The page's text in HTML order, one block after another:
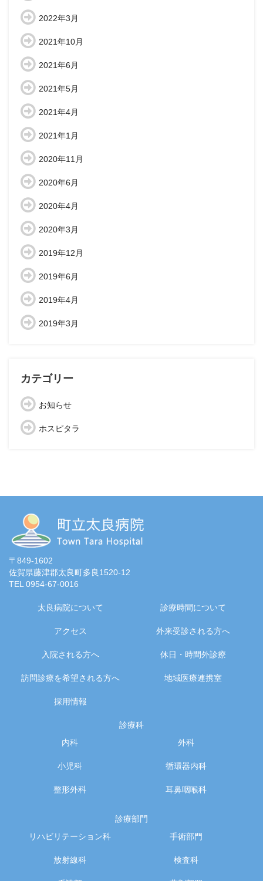
2022年3月
2021年10月
2021年6月
2021年5月
2021年4月
2021年1月
2020年11月
2020年6月
2020年4月
2020年3月
2019年12月
2019年6月
2019年4月
2019年3月
カテゴリー
お知らせ
ホスピタラ
〒849-1602
佐賀県藤津郡太良町多良1520-12
TEL 0954-67-0016
太良病院について 診療時間について
アクセス 外来受診される方へ
入院される方へ 休日・時間外診療
訪問診療を希望される方へ 地域医療連携室
採用情報
診療科
内科
外科
小児科 循環器内科
整形外科 耳鼻咽喉科
診療部門
リハビリテーション科
手術部門
放射線科 検査科